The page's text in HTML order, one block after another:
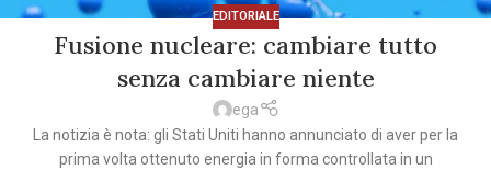
EDITORIALE
Fusione nucleare: cambiare tutto
senza cambiare niente
ega
La notizia è nota: gli Stati Uniti hanno annunciato di aver per la
prima volta ottenuto energia in forma controllata in un